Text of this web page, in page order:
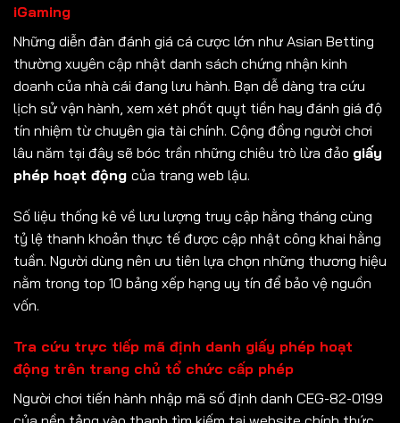
iGaming
Những diễn đàn đánh giá cá cược lớn như Asian Betting
thường xuyên cập nhật danh sách chứng nhận kinh
doanh của nhà cái đang lưu hành. Bạn dễ dàng tra cứu
lịch sử vận hành, xem xét phốt quỵt tiền hay đánh giá độ
tín nhiệm từ chuyên gia tài chính. Cộng đồng người chơi
lâu năm tại đây sẽ bóc trần những chiêu trò lừa đảo giấy
phép hoạt động của trang web lậu.
Số liệu thống kê về lưu lượng truy cập hằng tháng cùng
tỷ lệ thanh khoản thực tế được cập nhật công khai hằng
tuần. Người dùng nên ưu tiên lựa chọn những thương hiệu
nằm trong top 10 bảng xếp hạng uy tín để bảo vệ nguồn
vốn.
Tra cứu trực tiếp mã định danh giấy phép hoạt
động trên trang chủ tổ chức cấp phép
Người chơi tiến hành nhập mã số định danh CEG-82-0199